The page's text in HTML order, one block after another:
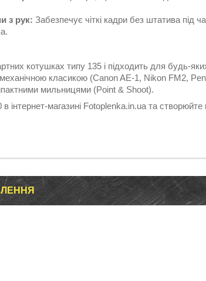
з рук: Забезпечує чіткі кадри без штатива під
котушках типу 135 і підходить для будь-
класикою (Canon AE-1, Nikon FM2,
мильницями (Point & Shoot).
магазині Fotoplenka.in.ua та створюйте